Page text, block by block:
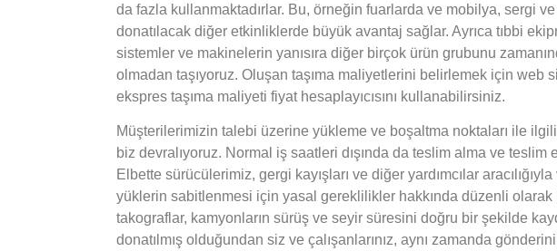
da fazla kullanmaktadırlar. Bu, örneğin fuarlarda ve mobilya, sergi
donatılacak diğer etkinliklerde büyük avantaj sağlar. Ayrıca tıbbi
sistemler ve makinelerin yanısıra diğer birçok ürün grubunu
olmadan taşıyoruz. Oluşan taşıma maliyetlerini belirlemek için web
ekspres taşıma maliyeti fiyat hesaplayıcısını kullanabilirsiniz.
Müşterilerimizin talebi üzerine yükleme ve boşaltma noktaları ile
biz devralıyoruz. Normal iş saatleri dışında da teslim alma ve teslim
Elbette sürücülerimiz, gergi kayışları ve diğer yardımcılar
yüklerin sabitlenmesi için yasal gereklilikler hakkında düzenli
takograflar, kamyonların sürüş ve seyir süresini doğru bir şekilde
donatılmış olduğundan siz ve çalışanlarınız, aynı zamanda